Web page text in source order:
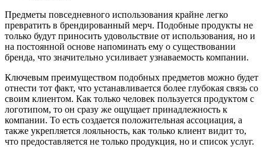
Предметы повседневного использования крайне легко
превратить в брендированный мерч. Подобные продукты не
только будут приносить удовольствие от использования, но и
на постоянной основе напоминать ему о существовании
бренда, что значительно усиливает узнаваемость компании.
Ключевым преимуществом подобных предметов можно будет
отнести тот факт, что устанавливается более глубокая связь со
своим клиентом. Как только человек пользуется продуктом с
логотипом, то он сразу же ощущает принадлежность к
компании. То есть создается положительная ассоциация, а
также укрепляется лояльность, как только клиент видит то,
что предоставляется не только продукция, но и список услуг.